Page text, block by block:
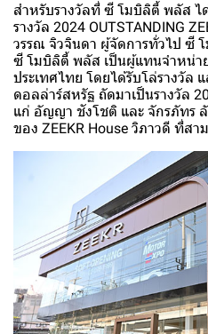
สำหรับรางวัลที่ ซี โมบิลิตี้ พลัส ไ
รางวัล 2024 OUTSTANDING
วรรณ จิวจินดา ผู้จัดการทั่วไป ซี
ซี โมบิลิตี้ พลัส เป็นผู้แทนจำหน่า
ประเทศไทย โดยได้รับโล่รางวัล
ดอลล่าร์สหรัฐ ถัดมาเป็นรางวัล
แก่ อัญญา ชังโชติ และ จักรภัทร
ของ ZEEKR House วิภาวดี ที่ส